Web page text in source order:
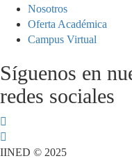
Nosotros
Oferta Académica
Campus Virtual
Síguenos en
redes sociales
IINED © 2025